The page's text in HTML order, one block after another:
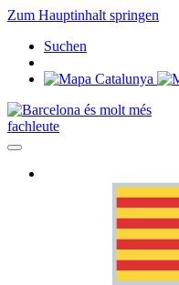
Zum Hauptinhalt springen
Suchen
fachleute